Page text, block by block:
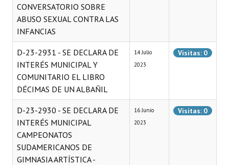
CONVERSATORIO SOBRE
ABUSO SEXUAL CONTRA LAS
INFANCIAS
D-23-2931 - SE DECLARA DE
INTERÉS MUNICIPAL Y
COMUNITARIO EL LIBRO
DÉCIMAS DE UN ALBAÑIL
14 Julio
2023
Visitas: 0
D-23-2930 - SE DECLARA DE
INTERÉS MUNICIPAL
CAMPEONATOS
SUDAMERICANOS DE
GIMNASIA ARTÍSTICA -
16 Junio
2023
Visitas: 0